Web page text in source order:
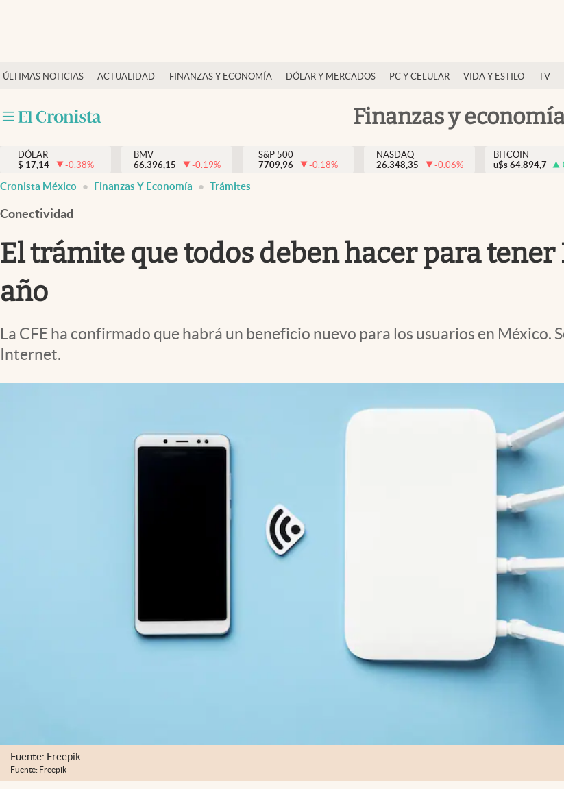
ÚLTIMAS NOTICIAS ACTUALIDAD FINANZAS Y ECONOMÍA DÓLAR Y MERCADOS PC Y CELULAR VIDA Y ESTILO TV
Finanzas y
Actualidad
Internacionales
Opinión
Brand Strategy
Vida y estilo
Tv
Espiritualidad
DÓLAR
$ 17,14 -0.38%
BMV
66.396,15
-0.19%
S&P 500
7709,96
-0.18%
NASDAQ
26.348,35
-0.06%
BITCOIN
u$s 64.894,7
Cronista México Finanzas Y Economía Trámites
Conectividad
El trámite que todos deben hacer para
año
La CFE ha confirmado que habrá un beneficio nuevo para los usuarios en México.
Internet.
Fuente: Freepik
Fuente: Freepik